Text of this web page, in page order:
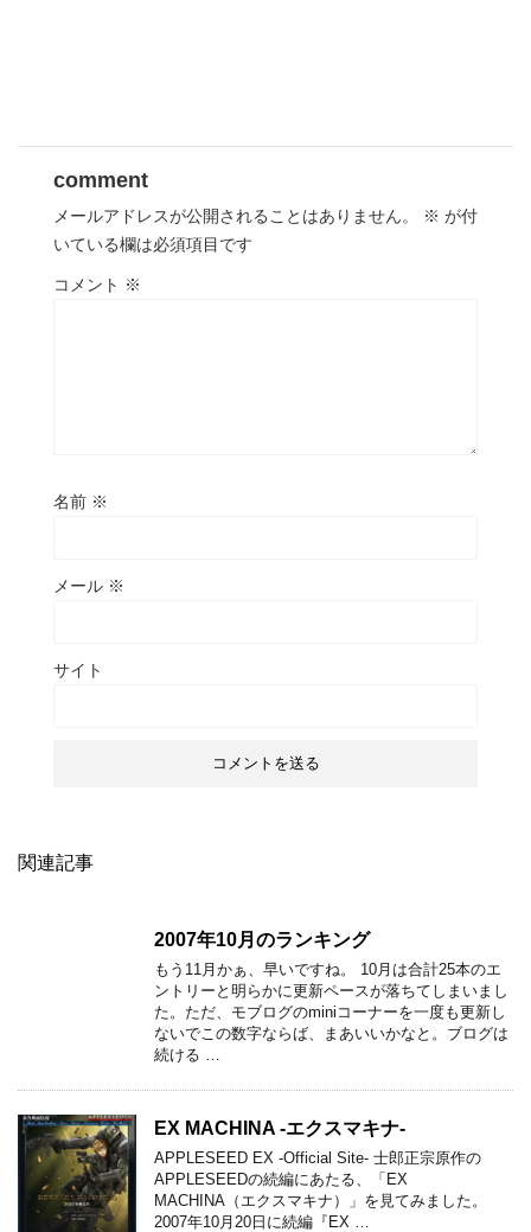
comment
メールアドレスが公開されることはありません。 ※ が付
いている欄は必須項目です
コメント ※
名前 ※
メール ※
サイト
関連記事
2007年10月のランキング
もう11月かぁ、早いですね。 10月は合計25本のエ
ントリーと明らかに更新ペースが落ちてしまいまし
た。ただ、モブログのminiコーナーを一度も更新し
ないでこの数字ならば、まあいいかなと。ブログは
続ける …
EX MACHINA -エクスマキナ-
APPLESEED EX -Official Site- 士郎正宗原作の
APPLESEEDの続編にあたる、「EX
MACHINA（エクスマキナ）」を見てみました。
2007年10月20日に続編『EX …